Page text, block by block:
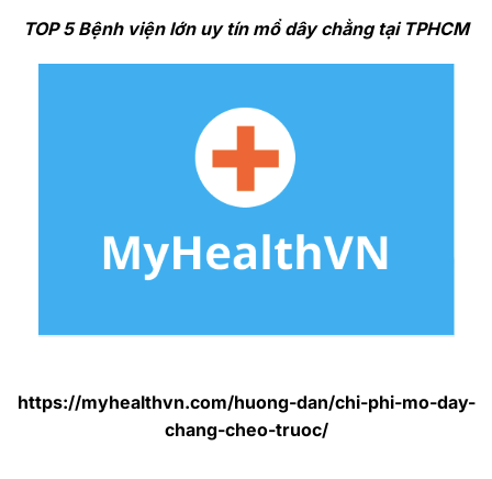
TOP 5 Bệnh viện lớn uy tín mổ dây chằng tại TPHCM
https://myhealthvn.com/huong-dan/chi-phi-mo-day-
chang-cheo-truoc/